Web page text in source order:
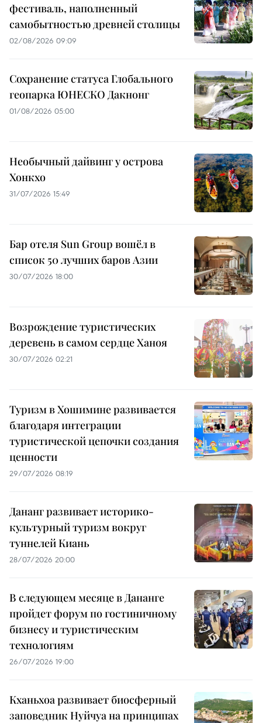
фестиваль, наполненный
самобытностью древней столицы
02/08/2026 09:09
Сохранение статуса Глобального
геопарка ЮНЕСКО Дакнонг
01/08/2026 05:00
Необычный дайвинг у острова
Хонкхо
31/07/2026 15:49
Бар отеля Sun Group вошёл в
список 50 лучших баров Азии
30/07/2026 18:00
Возрождение туристических
деревень в самом сердце Ханоя
30/07/2026 02:21
Туризм в Хошимине развивается
благодаря интеграции
туристической цепочки создания
ценности
29/07/2026 08:19
Дананг развивает историко-
культурный туризм вокруг
туннелей Киань
28/07/2026 20:00
В следующем месяце в Дананге
пройдет форум по гостиничному
бизнесу и туристическим
технологиям
26/07/2026 19:00
Кханьхоа развивает биосферный
заповедник Нуйчуа на принципах